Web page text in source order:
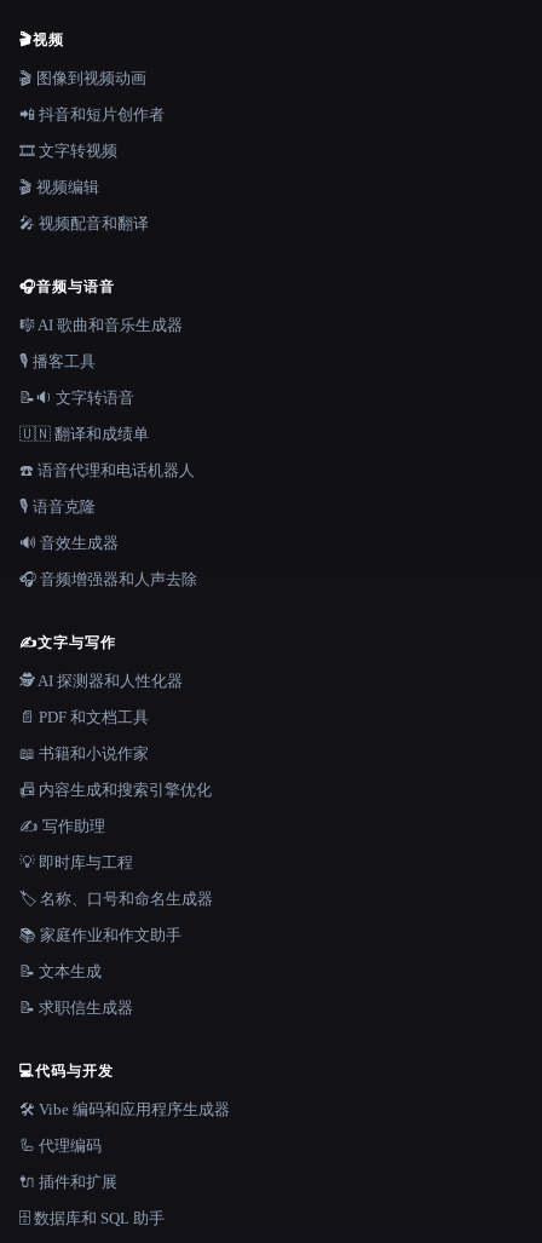
🎬视频
🎬 图像到视频动画
📲 抖音和短片创作者
🎞️ 文字转视频
🎬 视频编辑
🎤 视频配音和翻译
🎧音频与语音
🎼 AI 歌曲和音乐生成器
🎙️ 播客工具
📝🔉 文字转语音
🇺🇳 翻译和成绩单
☎️ 语音代理和电话机器人
🎙️ 语音克隆
🔊 音效生成器
🎧 音频增强器和人声去除
✍️文字与写作
🕵️ AI 探测器和人性化器
📄 PDF 和文档工具
📖 书籍和小说作家
📠 内容生成和搜索引擎优化
✍️ 写作助理
💡 即时库与工程
🏷️ 名称、口号和命名生成器
📚 家庭作业和作文助手
📝 文本生成
📝 求职信生成器
💻代码与开发
🛠️ Vibe 编码和应用程序生成器
🦾 代理编码
🔌 插件和扩展
🗄️ 数据库和 SQL 助手